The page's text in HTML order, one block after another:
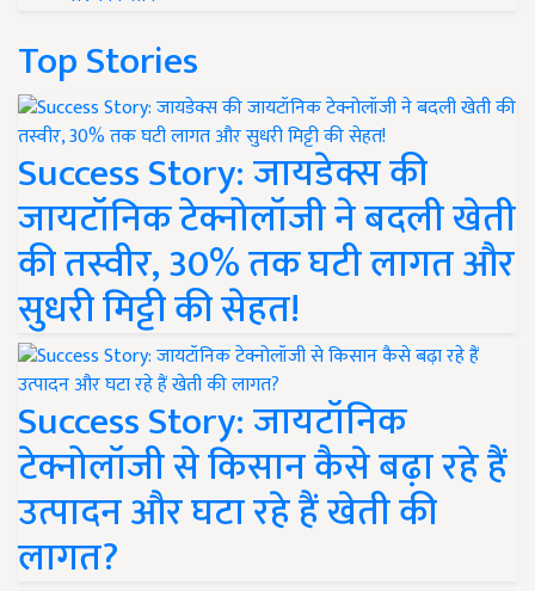
Top Stories
Success Story: जायडेक्स की
जायटॉनिक टेक्नोलॉजी ने बदली खेती
की तस्वीर, 30% तक घटी लागत और
सुधरी मिट्टी की सेहत!
Success Story: जायटॉनिक
टेक्नोलॉजी से किसान कैसे बढ़ा रहे हैं
उत्पादन और घटा रहे हैं खेती की
लागत?